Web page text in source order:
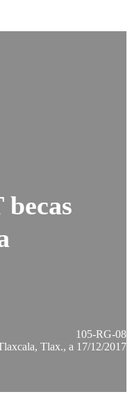
105-RG-08
Tlax., a 17/12/2017